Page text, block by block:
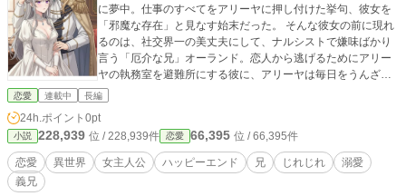
に夢中。仕事のすべてをアリーヤに押し付けた挙句、彼女を
「邪魔な存在」と見なす始末だった。 そんな彼女の前に現れ
るのは、社交界一の美丈夫にして、ナルシストで嫌味ばかり
言う「厄介な兄」オーランド。恋人から逃げるためにアリー
ヤの執務室を避難所にする彼に、アリーヤは毎日をうんざり
しながら過ごしていた。 だが、アリーヤは知らない。彼が軽
み」から守るためだということを。そして、その「淀み」の
正体が、王太子と伯爵令嬢、そして王国に隠された忌まわし
い秘密と深く結びついていることも─。 これは厄介な兄の、
厄介な使命と厄介な禁断の愛の物語─ 話数の隣に何も書いて
恋愛 連載中 長編
24h.ポイント 0pt
小説 228,939 位 / 228,939件 恋愛 66,395 位 / 66,395件
恋愛 異世界 女主人公 ハッピーエンド 兄 じれじれ
溺愛
義兄